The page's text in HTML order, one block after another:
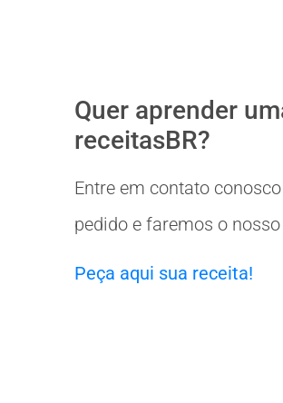
Quer aprender
receitasBR?
Entre em contato
pedido e faremos o
Peça aqui sua receita!